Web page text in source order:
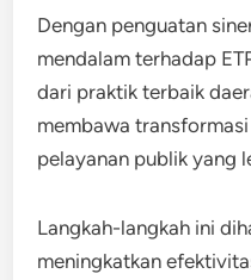
Dengan penguatan
mendalam terhadap
dari praktik terbaik
membawa
pelayanan publik yang
Langkah-langkah ini
meningkatkan